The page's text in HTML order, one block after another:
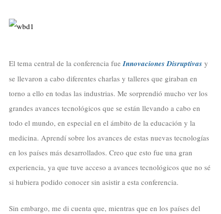
El tema central de la conferencia fueInnovaciones Disruptivas y
se llevaron a cabo diferentes charlas y talleres que giraban en
torno a ello en todas las industrias. Me sorprendió mucho ver los
grandes avances tecnológicos que se están llevando a cabo en
todo el mundo, en especial en el ámbito de la educación y la
medicina. Aprendí sobre los avances de estas nuevas tecnologías
en los países más desarrollados. Creo que esto fue una gran
experiencia, ya que tuve acceso a avances tecnológicos que no sé
si hubiera podido conocer sin asistir a esta conferencia.
Sin embargo, me di cuenta que, mientras que en los países del